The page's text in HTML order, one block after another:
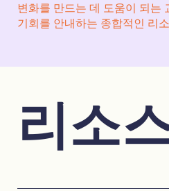
변화를 만드는 데 도움이 되는
기회를 안내하는 종합적인 리
리소